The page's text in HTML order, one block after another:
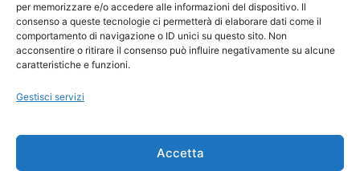
per memorizzare e/o accedere alle informazioni del dispositivo. Il
consenso a queste tecnologie ci permetterà di elaborare dati come il
comportamento di navigazione o ID unici su questo sito. Non
acconsentire o ritirare il consenso può influire negativamente su alcune
caratteristiche e funzioni.
Gestisci servizi
Accetta
Ora Esatta in Italia in questo momento
Ti Senti Strano Ultimamente? Potrebbe Essere per
la Risonanza di Schumann
Come Sapere Se Stai Ascendendo alla Quinta
Copyright 2026 NotiziePlus.com